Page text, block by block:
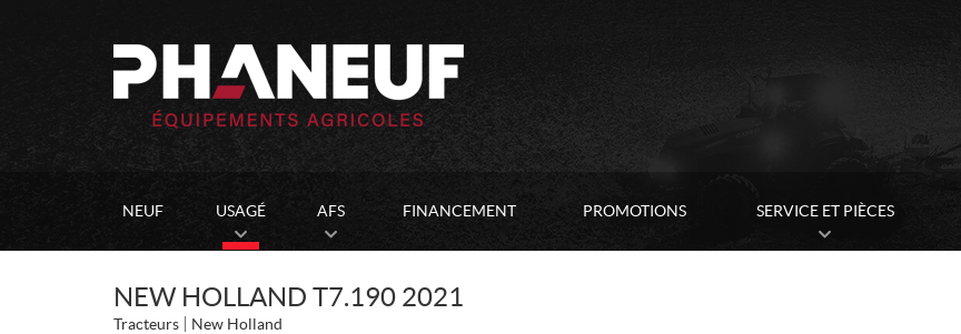
NEUF USAGÉ AFS FINANCEMENT PROMOTIONS SERVICE ET PIÈCES
NEW HOLLAND T7.190 2021
Tracteurs New Holland